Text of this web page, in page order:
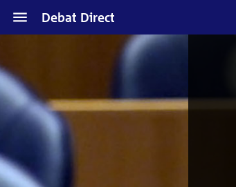
hoofdinhoudDebat Direct